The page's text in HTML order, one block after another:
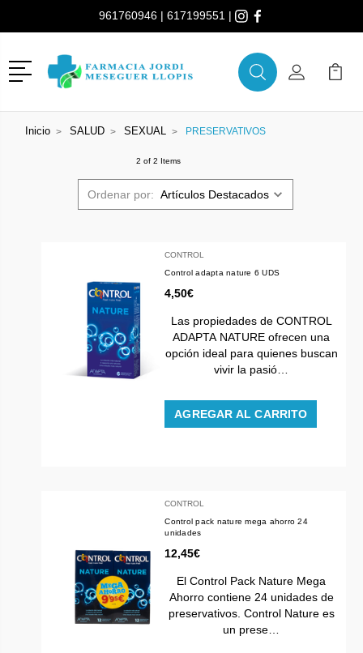
961760946 | 617199551 |
Menú
BuscarMi Cuenta
Mi
Inicio SALUD SEXUAL PRESERVATIVOS
2 of 2 Items
Ordenar por:
CONTROL
Control adapta nature 6 UDS
4,50€
Las propiedades de CONTROL
ADAPTA NATURE ofrecen una
opción ideal para quienes buscan
vivir la pasió…
AGREGAR AL CARRITO
CONTROL
Control pack nature mega ahorro 24
unidades
12,45€
El Control Pack Nature Mega
Ahorro contiene 24 unidades de
preservativos. Control Nature es
un prese…